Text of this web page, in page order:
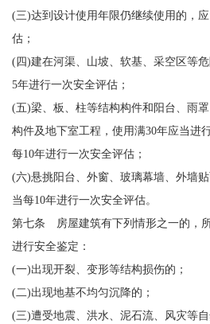
(三)达到设计使用年限仍继续使用的，
估；
(四)建在河渠、山坡、软基、采空区等
5年进行一次安全评估；
(五)梁、板、柱等结构构件和阳台、雨
构件及地下室工程，使用满30年应当进
每10年进行一次安全评估；
(六)悬挑阳台、外窗、玻璃幕墙、外墙
当每10年进行一次安全评估。
第七条 房屋建筑有下列情形之一的，
进行安全鉴定：
(一)出现开裂、变形等结构损伤的；
(二)出现地基不均匀沉降的；
(三)遭受地震、洪水、泥石流、风灾等